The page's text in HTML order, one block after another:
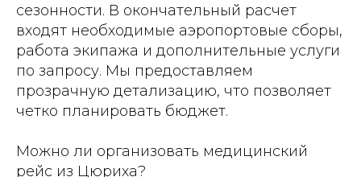
сезонности. В окончательный расчет
входят необходимые аэропортовые сборы,
работа экипажа и дополнительные услуги
по запросу. Мы предоставляем
прозрачную детализацию, что позволяет
четко планировать бюджет.
Можно ли организовать медицинский
рейс из Цюриха?